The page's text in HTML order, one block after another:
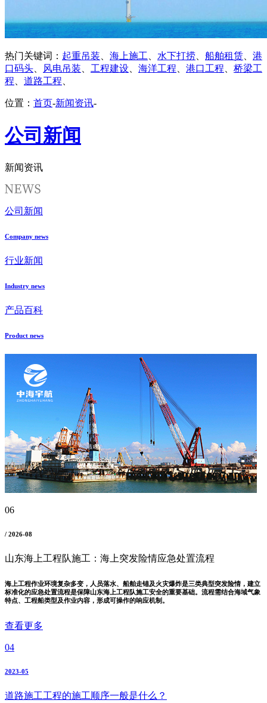
热门关键词： 起重吊装、 海上施工、 水下打捞、 船舶租赁、 港
口码头、 风电吊装、 工程建设、 海洋工程、 港口工程、 桥梁工
程、 道路工程、
位置： 首页-新闻资讯-
公司新闻
新闻资讯
公司新闻
Company news
行业新闻
Industry news
产品百科
Product news
06
/ 2026-08
山东海上工程队施工：海上突发险情应急处置流程
海上工程作业环境复杂多变，人员落水、船舶走锚及火灾爆炸是三类典型突发险情，建立
标准化的应急处置流程是保障山东海上工程队施工安全的重要基础。流程需结合海域气象
特点、工程船类型及作业内容，形成可操作的响应机制。
查看更多
04
2023-05
道路施工工程的施工顺序一般是什么？